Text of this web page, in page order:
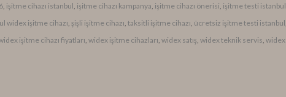
işitme cihazı istanbul işitme cihazı kampanya işitme cihazı önerisi işitme testi istanbul
widex işitme cihazı şişli işitme cihazı taksitli işitme cihazı ücretsiz işitme testi istanbul
işitme cihazı fiyatları widex işitme cihazları widex satış widex teknik servis widex